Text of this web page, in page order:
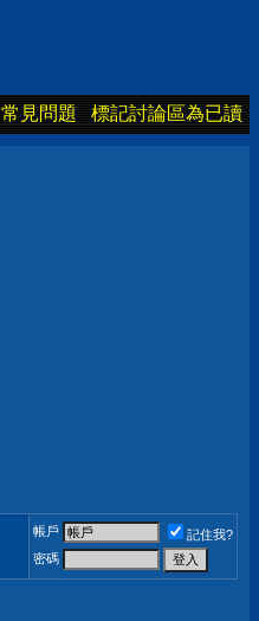
常見問題 標記討論區為已讀
帳戶
記住我?
密碼